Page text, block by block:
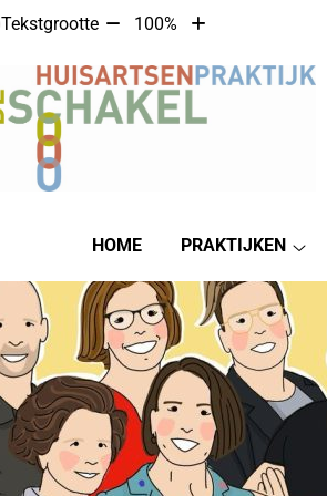
Tekstgrootte Tekst
met
10%
100%
Tekst
met
10%
Hoofdmenu
HOME
PRAKTIJKEN